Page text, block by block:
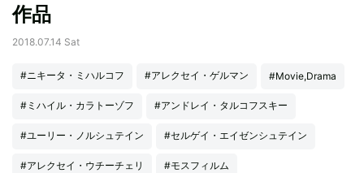
作品
2018.07.14 Sat
#ニキータ・ミハルコフ #アレクセイ・ゲルマン #Movie,Drama
#ミハイル・カラトーゾフ #アンドレイ・タルコフスキー
#ユーリー・ノルシュテイン #セルゲイ・エイゼンシュテイン
#アレクセイ・ウチーチェリ #モスフィルム